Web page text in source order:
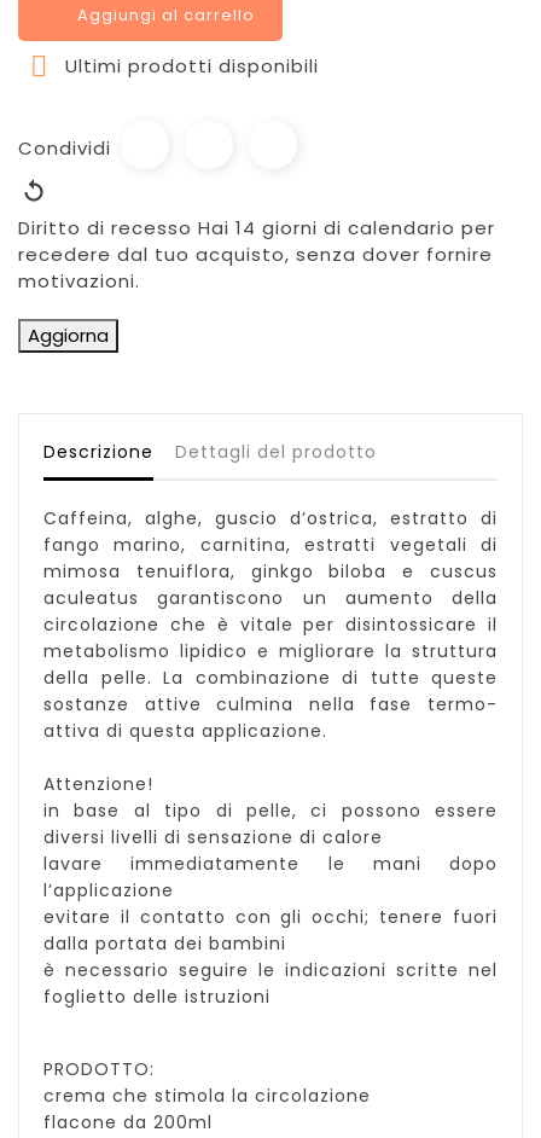
Aggiungi al carrello
 Ultimi prodotti disponibili
Condividi
Diritto di recesso Hai 14 giorni di calendario per
recedere dal tuo acquisto, senza dover fornire
motivazioni.
Descrizione Dettagli del prodotto
Caffeina, alghe, guscio d’ostrica, estratto di
fango marino, carnitina, estratti vegetali di
mimosa tenuiflora, ginkgo biloba e cuscus
aculeatus garantiscono un aumento della
circolazione che è vitale per disintossicare il
metabolismo lipidico e migliorare la struttura
della pelle. La combinazione di tutte queste
sostanze attive culmina nella fase termo-
attiva di questa applicazione.
Attenzione!
in base al tipo di pelle, ci possono essere
diversi livelli di sensazione di calore
lavare immediatamente le mani dopo
l’applicazione
evitare il contatto con gli occhi; tenere fuori
dalla portata dei bambini
è necessario seguire le indicazioni scritte nel
foglietto delle istruzioni
PRODOTTO:
crema che stimola la circolazione
flacone da 200ml